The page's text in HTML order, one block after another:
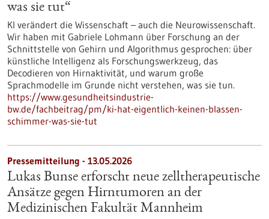
was sie tut“
KI verändert die Wissenschaft – auch die Neurowissenschaft.
Wir haben mit Gabriele Lohmann über Forschung an der
Schnittstelle von Gehirn und Algorithmus gesprochen: über
künstliche Intelligenz als Forschungswerkzeug, das
Decodieren von Hirnaktivität, und warum große
Sprachmodelle im Grunde nicht verstehen, was sie tun.
https://www.gesundheitsindustrie-
bw.de/fachbeitrag/pm/ki-hat-eigentlich-keinen-blassen-
schimmer-was-sie-tut
Pressemitteilung - 13.05.2026
Lukas Bunse erforscht neue zelltherapeutische
Ansätze gegen Hirntumoren an der
Medizinischen Fakultät Mannheim